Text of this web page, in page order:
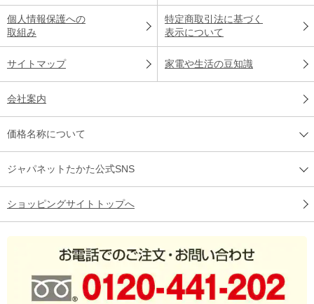
個人情報保護への
取組み
特定商取引法に基づく
表示について
サイトマップ 家電や生活の豆知識
会社案内
価格名称について
ジャパネットたかた公式SNS
ショッピングサイトトップへ